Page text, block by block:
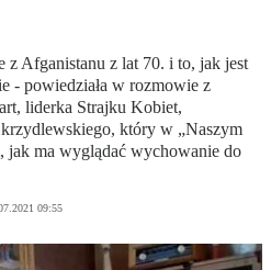
z Afganistanu z lat 70. i to, jak jest
- powiedziała w rozmowie z
liderka Strajku Kobiet,
który w „Naszym
jak ma wyglądać wychowanie do
09:55